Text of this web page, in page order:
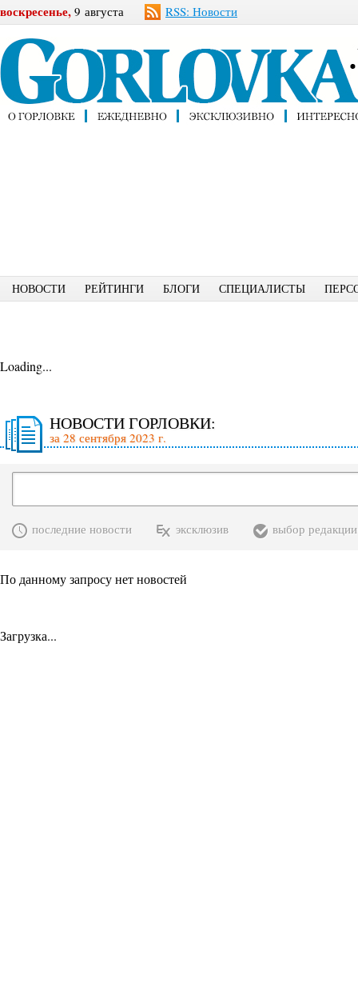
воскресенье, 9 августа RSS: Новости
НОВОСТИ РЕЙТИНГИ БЛОГИ СПЕЦИАЛИСТЫ
Loading...
НОВОСТИ ГОРЛОВКИ:
за 28 сентября 2023 г.
последние новости эксклюзив выбор редакции
По данному запросу нет новостей
Загрузка...